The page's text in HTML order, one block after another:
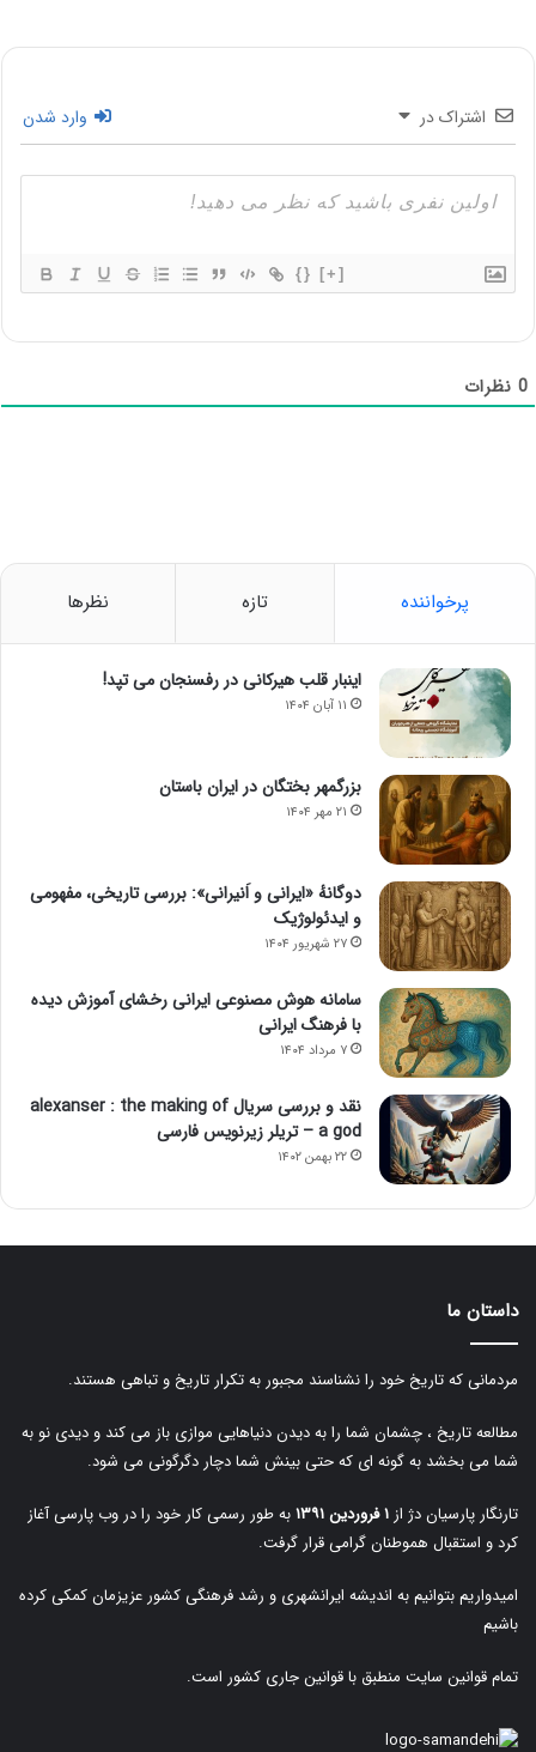
اشتراک در وارد شدن
{} [+]
0 نظرات
پرخواننده تازه نظرها
اینبار قلب هیرکانی در رفسنجان می تپد!
۱۱ آبان ۱۴۰۴
بزرگمهر بختگان در ایران باستان
۲۱ مهر ۱۴۰۴
دوگانهٔ «ایرانی و اَنیرانی»: بررسی تاریخی، مفهومی
و ایدئولوژیک
۲۷ شهریور ۱۴۰۴
سامانه هوش مصنوعی ایرانی رخشای آموزش دیده
با فرهنگ ایرانی
۷ مرداد ۱۴۰۴
نقد و بررسی سریال alexanser : the making of
a god – تریلر زیرنویس فارسی
۲۲ بهمن ۱۴۰۲
داستان ما
مردمانی که تاریخ خود را نشناسند مجبور به تکرار تاریخ و تباهی هستند.
مطالعه تاریخ ، چشمان شما را به دیدن دنیاهایی موازی باز می کند و دیدی نو به
شما می بخشد به گونه ای که حتی بینش شما دچار دگرگونی می شود.
تارنگار پارسیان دژ از ۱ فروردین ۱۳۹۱
به طور رسمی کار خود را در وب پارسی آغاز
کرد و استقبال هموطنان گرامی قرار گرفت.
امیدواریم بتوانیم به اندیشه ایرانشهری و رشد فرهنگی کشور عزیزمان کمکی کرده
باشیم
تمام قوانین سایت منطبق با قوانین جاری کشور است.